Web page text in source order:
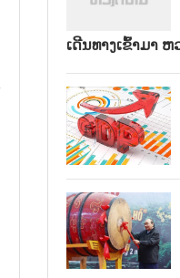
ເດີນທາງເຂົ້າມາ